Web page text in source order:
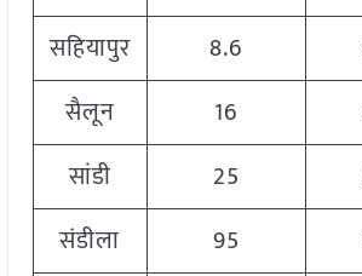
सहियापुर
8.6
सैलून
16
सांडी
25
संडीला
95